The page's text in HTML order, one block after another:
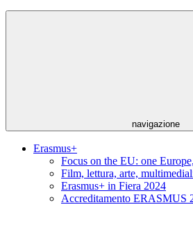
navigazione
Erasmus+
Focus on the EU: one
Film, lettura, arte,
Erasmus+ in Fiera 2024
Accreditamento ERASMUS